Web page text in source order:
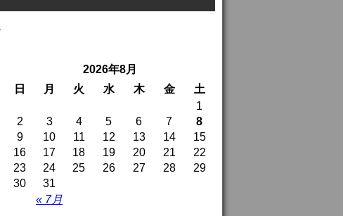
2026年8月
日
月 火 水 木 金 土
« 7月
1
2
3 4 5 6 7
8
9
10 11 12 13 14
15
16
17 18 19 20 21
22
23
24 25 26 27 28
29
30
31